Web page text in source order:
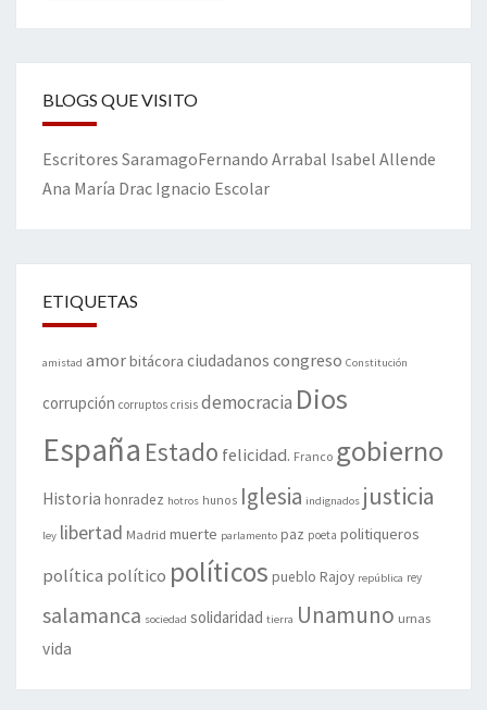
BLOGS QUE VISITO
Escritores SaramagoFernando Arrabal Isabel Allende
Ana María Drac Ignacio Escolar
ETIQUETAS
amistad amorbitácora ciudadanos congreso Constitución
corrupción corruptos crisis democracia Dios
España Estado felicidad. Franco gobierno
Historia honradez hotros hunos Iglesia indignados justicia
ley libertad Madrid muerte parlamento paz poeta politiqueros
política político políticos pueblo Rajoy república rey
salamanca sociedad solidaridad tierra Unamuno urnas
vida